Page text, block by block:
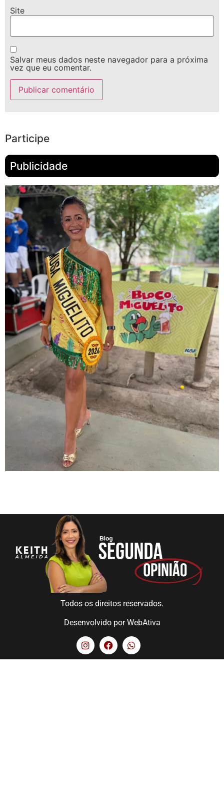
Site
Salvar meus dados neste navegador para a próxima
vez que eu comentar.
Participe
Publicidade
Todos os direitos reservados.
Desenvolvido porWebAtiva